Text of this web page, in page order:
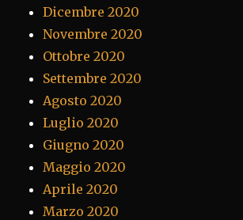
Dicembre 2020
Novembre 2020
Ottobre 2020
Settembre 2020
Agosto 2020
Luglio 2020
Giugno 2020
Maggio 2020
Aprile 2020
Marzo 2020